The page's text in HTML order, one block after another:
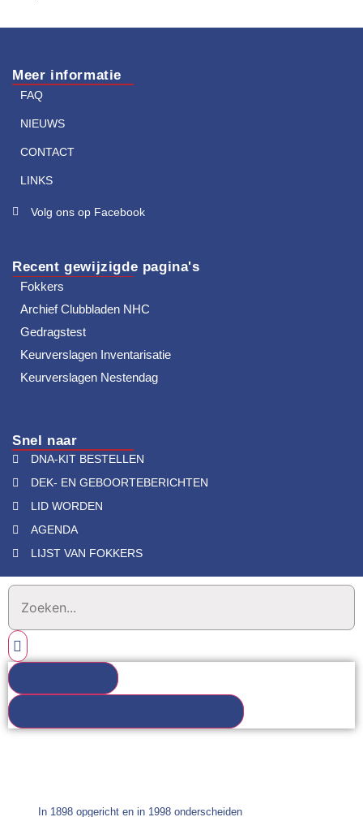
Meer informatie
FAQ
NIEUWS
CONTACT
LINKS
Volg ons op Facebook
Recent gewijzigde pagina's
Fokkers
Archief Clubbladen NHC
Gedragstest
Keurverslagen Inventarisatie
Keurverslagen Nestendag
Snel naar
DNA-KIT BESTELLEN
DEK- EN GEBOORTEBERICHTEN
LID WORDEN
AGENDA
LIJST VAN FOKKERS
In 1898 opgericht en in 1998 onderscheiden